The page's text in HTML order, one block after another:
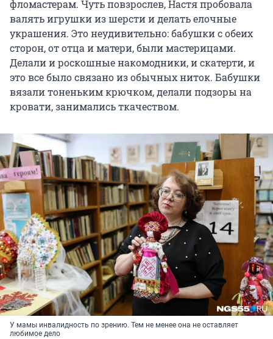
фломастерам. Чуть повзрослев, Настя пробовала
валять игрушки из шерсти и делать елочные
украшения. Это неудивительно: бабушки с обеих
сторон, от отца и матери, были мастерицами.
Делали и роскошные накомодники, и скатерти, и
это все было связано из обычных ниток. Бабушки
вязали тоненьким крючком, делали подзоры на
кровати, занимались ткачеством.
У мамы инвалидность по зрению. Тем не менее она не оставляет
любимое дело